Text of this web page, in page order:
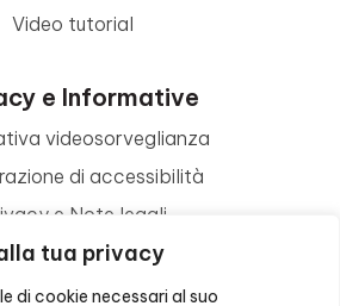
tua privacy
di cookie necessari al suo
Video tutorial
e Informative
videosorveglianza
di accessibilità
e Note legali
di utilizzo
Cookie policy